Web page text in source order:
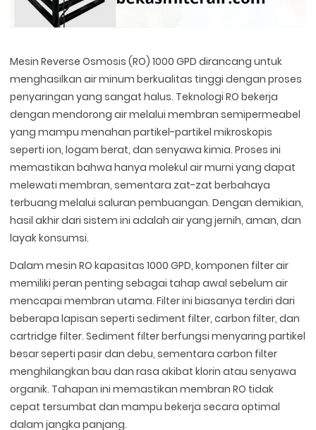
Mesin Reverse Osmosis (RO) 1000 GPD dirancang untuk
menghasilkan air minum berkualitas tinggi dengan proses
penyaringan yang sangat halus. Teknologi RO bekerja
dengan mendorong air melalui membran semipermeabel
yang mampu menahan partikel-partikel mikroskopis
seperti ion, logam berat, dan senyawa kimia. Proses ini
memastikan bahwa hanya molekul air murni yang dapat
melewati membran, sementara zat-zat berbahaya
terbuang melalui saluran pembuangan. Dengan demikian,
hasil akhir dari sistem ini adalah air yang jernih, aman, dan
layak konsumsi.
Dalam mesin RO kapasitas 1000 GPD, komponen filter air
memiliki peran penting sebagai tahap awal sebelum air
mencapai membran utama. Filter ini biasanya terdiri dari
beberapa lapisan seperti sediment filter, carbon filter, dan
cartridge filter. Sediment filter berfungsi menyaring partikel
besar seperti pasir dan debu, sementara carbon filter
menghilangkan bau dan rasa akibat klorin atau senyawa
organik. Tahapan ini memastikan membran RO tidak
cepat tersumbat dan mampu bekerja secara optimal
dalam jangka panjang.